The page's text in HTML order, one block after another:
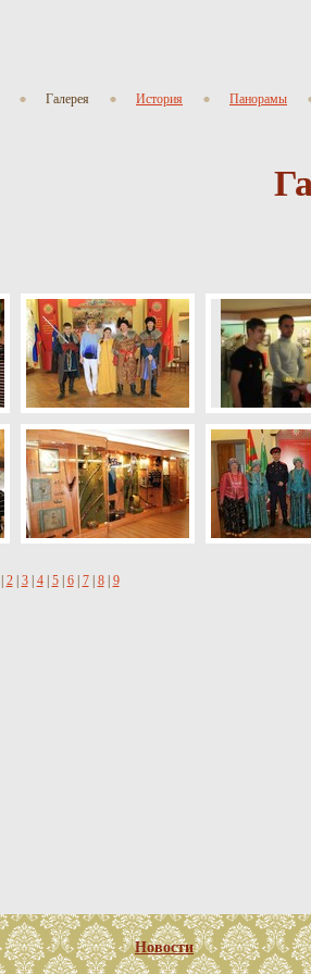
Галерея История Панорамы
2| 3| 4| 5| 6| 7| 8| 9
Новости